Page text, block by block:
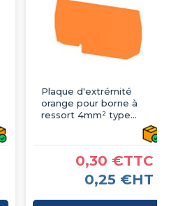
Plaque d'extrémité
orange pour borne à
ressort 4mm² type
0,30 €TTC
0,25 €HT